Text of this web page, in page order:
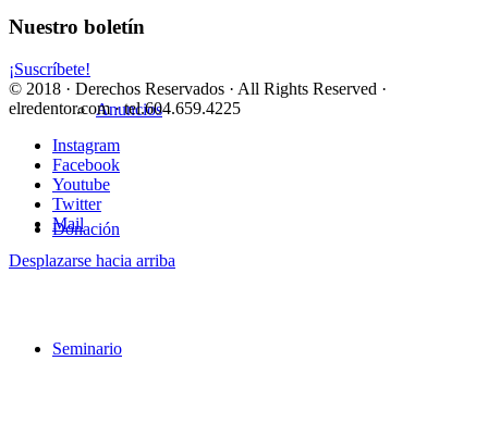
Anuncios
Donación
Seminario
Nuestro boletín
¡Suscríbete!
© 2018 · Derechos Reservados · All Rights Reserved ·
elredentor.com · tel.604.659.4225
Instagram
Facebook
Youtube
Twitter
Mail
Desplazarse hacia arriba